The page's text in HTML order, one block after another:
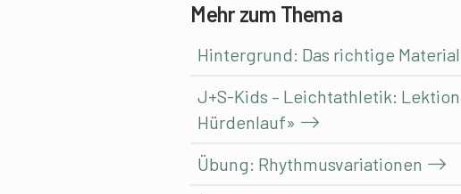
Mehr zum Thema
Hintergrund: Das richtige
J+S-Kids – Leichtathletik:
Hürdenlauf»
Übung: Rhythmusvariationen